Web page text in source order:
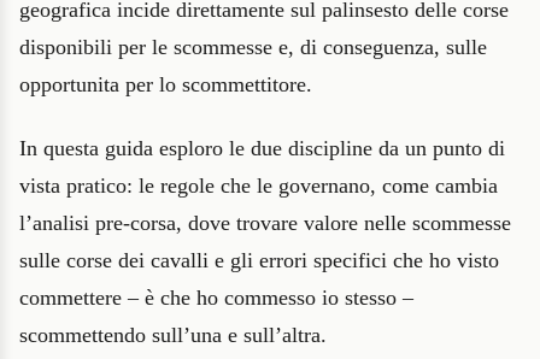
geografica incide direttamente sul palinsesto delle corse
disponibili per le scommesse e, di conseguenza, sulle
opportunita per lo scommettitore.
In questa guida esploro le due discipline da un punto di
vista pratico: le regole che le governano, come cambia
l’analisi pre-corsa, dove trovare valore nelle scommesse
sulle corse dei cavalli e gli errori specifici che ho visto
commettere – è che ho commesso io stesso –
scommettendo sull’una e sull’altra.